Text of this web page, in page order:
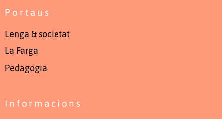
Portaus
Lenga & societat
La Farga
Pedagogia
Informacions